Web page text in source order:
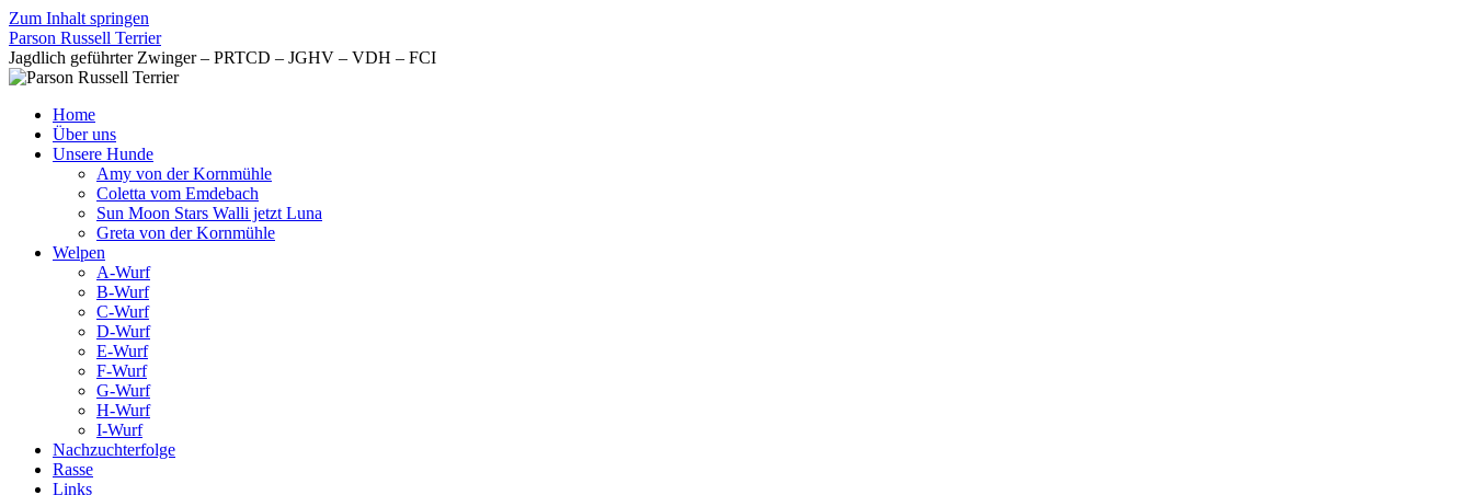
Zum Inhalt springen
Parson Russell Terrier
Jagdlich geführter Zwinger – PRTCD – JGHV – VDH – FCI
Home
Über uns
Unsere Hunde
Amy von der Kornmühle
Coletta vom Emdebach
Sun Moon Stars Walli jetzt Luna
Greta von der Kornmühle
Welpen
A-Wurf
B-Wurf
C-Wurf
D-Wurf
E-Wurf
F-Wurf
G-Wurf
H-Wurf
I-Wurf
Nachzuchterfolge
Rasse
Links